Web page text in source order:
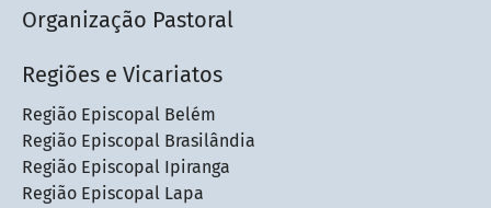
Organização Pastoral
Regiões e Vicariatos
Região Episcopal Belém
Região Episcopal Brasilândia
Região Episcopal Ipiranga
Região Episcopal Lapa